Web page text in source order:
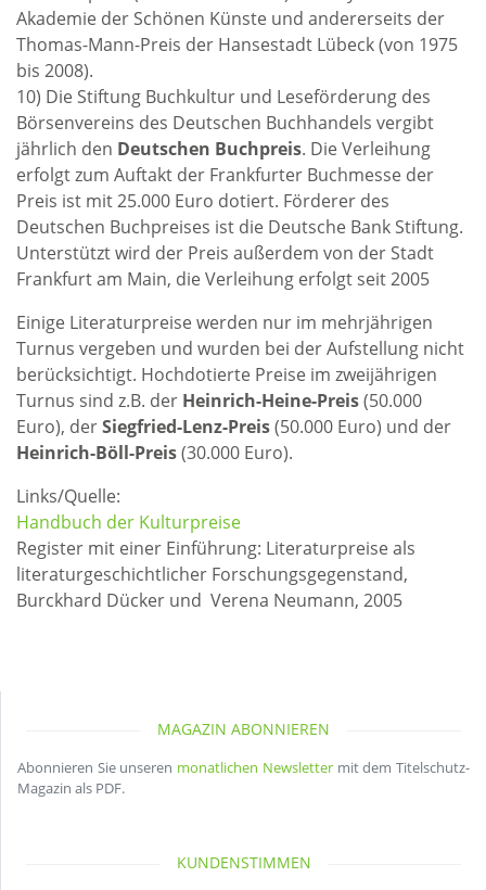
Akademie der Schönen Künste und andererseits der
Thomas-Mann-Preis der Hansestadt Lübeck (von 1975
bis 2008).
10) Die Stiftung Buchkultur und Leseförderung des
Börsenvereins des Deutschen Buchhandels vergibt
jährlich den Deutschen Buchpreis. Die Verleihung
erfolgt zum Auftakt der Frankfurter Buchmesse der
Preis ist mit 25.000 Euro dotiert. Förderer des
Deutschen Buchpreises ist die Deutsche Bank Stiftung.
Unterstützt wird der Preis außerdem von der Stadt
Frankfurt am Main, die Verleihung erfolgt seit 2005
Einige Literaturpreise werden nur im mehrjährigen
Turnus vergeben und wurden bei der Aufstellung nicht
berücksichtigt. Hochdotierte Preise im zweijährigen
Turnus sind z.B. der Heinrich-Heine-Preis(50.000
Euro), derSiegfried-Lenz-Preis(50.000 Euro) und der
Heinrich-Böll-Preis(30.000 Euro).
Links/Quelle:
Handbuch der Kulturpreise
Register mit einer Einführung: Literaturpreise als
literaturgeschichtlicher Forschungsgegenstand,
Burckhard Dücker und Verena Neumann, 2005
MAGAZIN ABONNIEREN
Abonnieren Sie unseren monatlichen Newslettermit dem Titelschutz-
Magazin als PDF.
KUNDENSTIMMEN